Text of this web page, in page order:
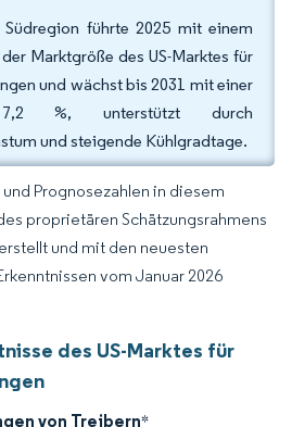
führte 2025 mit einem
Marktgröße des US-Marktes für
und wächst bis 2031 mit einer
%, unterstützt durch
und steigende Kühlgradtage.
Prognosezahlen in diesem
proprietären Schätzungsrahmens
und mit den neuesten
vom Januar 2026
des US-Marktes für
von Treibern*